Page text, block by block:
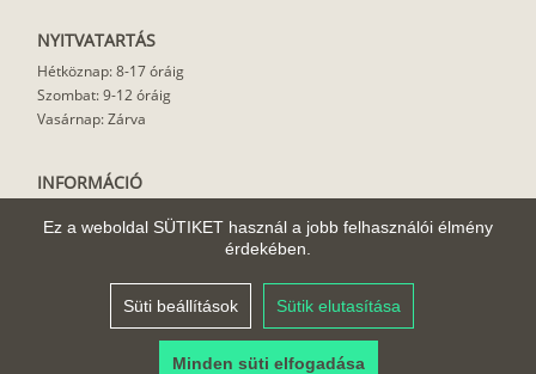
Ez a weboldal SÜTIKET használ a jobb felhasználói élmény
érdekében.
Süti beállítások Sütik elutasítása
Minden süti elfogadása
NYITVATARTÁS
Hétköznap: 8-17 óráig
Szombat: 9-12 óráig
Vasárnap: Zárva
INFORMÁCIÓ
Felhasználási javaslat